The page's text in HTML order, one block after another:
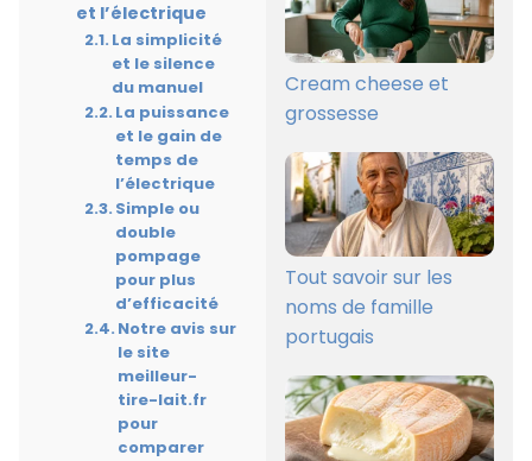
et l’électrique
La simplicité
et le silence
du manuel
La puissance
et le gain de
temps de
l’électrique
Simple ou
double
pompage
pour plus
d’efficacité
Notre avis sur
le site
meilleur-
tire-lait.fr
pour
comparer
Cream cheese et
grossesse
Tout savoir sur les
noms de famille
portugais